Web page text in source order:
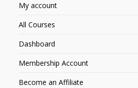
My account
All Courses
Dashboard
Membership Account
Become an Affiliate